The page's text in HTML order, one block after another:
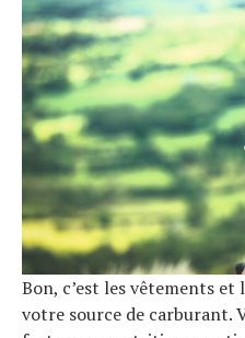
Bon, c’est les vêtements
votre source de carburant.